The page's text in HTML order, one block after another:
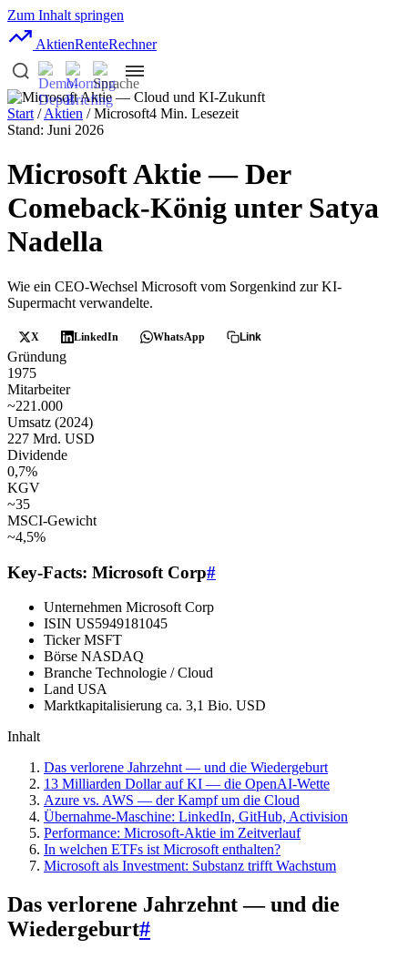
Zum Inhalt springen
AktienRenteRechner
Start /Aktien / Microsoft4 Min. Lesezeit
Stand: Juni 2026
Microsoft Aktie — Der
Comeback-König unter Satya
Nadella
Wie ein CEO-Wechsel Microsoft vom Sorgenkind zur KI-
Supermacht verwandelte.
X LinkedIn WhatsApp Link
Gründung
1975
Mitarbeiter
~221.000
Umsatz (2024)
227 Mrd. USD
Dividende
0,7%
KGV
~35
MSCI-Gewicht
~4,5%
Key-Facts: Microsoft Corp#
Unternehmen Microsoft Corp
ISIN US5949181045
TickerMSFT
Börse NASDAQ
Branche Technologie / Cloud
Land USA
Marktkapitalisierung ca. 3,1 Bio. USD
Inhalt
Das verlorene Jahrzehnt — und die Wiedergeburt
13 Milliarden Dollar auf KI — die OpenAI-Wette
Azure vs. AWS — der Kampf um die Cloud
Übernahme-Maschine: LinkedIn, GitHub, Activision
Performance: Microsoft-Aktie im Zeitverlauf
In welchen ETFs ist Microsoft enthalten?
Microsoft als Investment: Substanz trifft Wachstum
Das verlorene Jahrzehnt — und die
Wiedergeburt#